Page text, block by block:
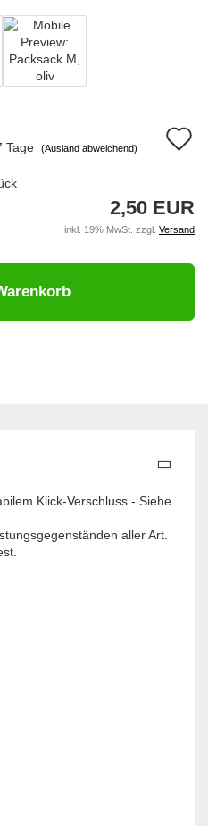
Tage
(Ausland abweichend)
2,50 EUR
inkl. 19% MwSt. zzgl. Versand
Klick-Verschluss - Siehe
aller Art.